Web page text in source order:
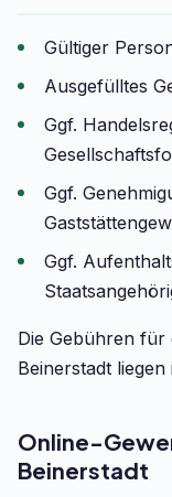
Gültiger
Ausgefülltes
Ggf.
Ggf.
Ggf.
Die Gebühren für
Beinerstadt
Online-
Beinerstadt